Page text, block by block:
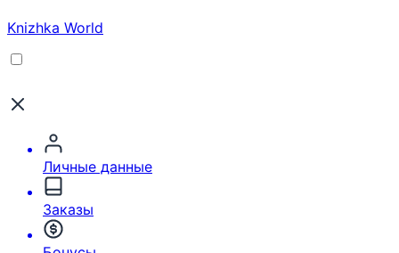
Knizhka World
Личные данные
Заказы